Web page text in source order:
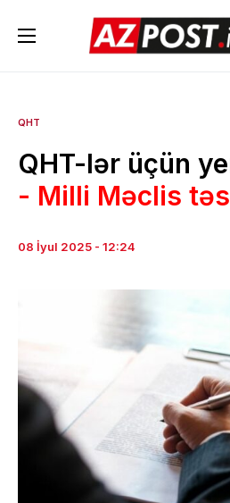
QHT
QHT-lər üçün
- Milli Məclis
08 İyul 2025 - 12:24